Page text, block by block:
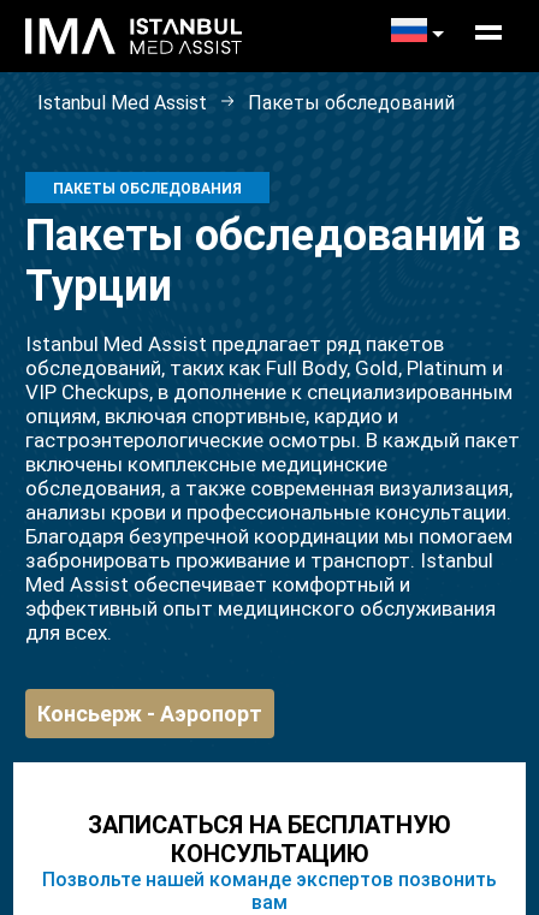
Istanbul Med Assist Пакеты обследований
ПАКЕТЫ ОБСЛЕДОВАНИЯ
Пакеты обследований в
Турции
Istanbul Med Assist предлагает ряд пакетов
обследований, таких как Full Body, Gold, Platinum и
VIP Checkups, в дополнение к специализированным
опциям, включая спортивные, кардио и
гастроэнтерологические осмотры. В каждый пакет
включены комплексные медицинские
обследования, а также современная визуализация,
анализы крови и профессиональные консультации.
Благодаря безупречной координации мы помогаем
забронировать проживание и транспорт. Istanbul
Med Assist обеспечивает комфортный и
эффективный опыт медицинского обслуживания
для всех.
Консьерж - Аэропорт
ЗАПИСАТЬСЯ НА БЕСПЛАТНУЮ
КОНСУЛЬТАЦИЮ
Позвольте нашей команде экспертов позвонить
вам